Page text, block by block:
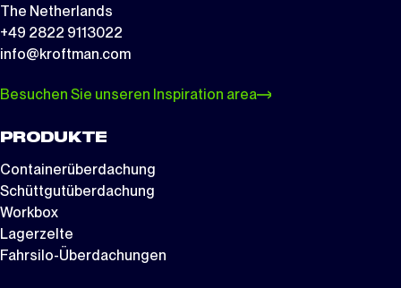
The Netherlands
+49 2822 9113022
info@kroftman.com
Besuchen Sie unseren Inspiration area
PRODUKTE
Containerüberdachung
Schüttgutüberdachung
Workbox
Lagerzelte
Fahrsilo-Überdachungen